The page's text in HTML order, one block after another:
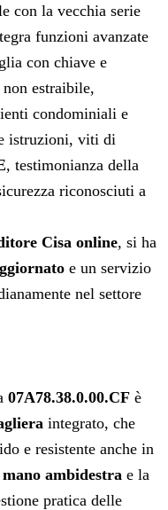
con la vecchia serie
funzioni avanzate
con chiave e
estraibile,
condominiali e
istruzioni, viti di
, testimonianza della
riconosciuti a
Cisa online, si ha
e un servizio
nel settore
07A78.38.0.00.CF è
integrato, che
e resistente anche in
mano ambidestra e la
pratica delle